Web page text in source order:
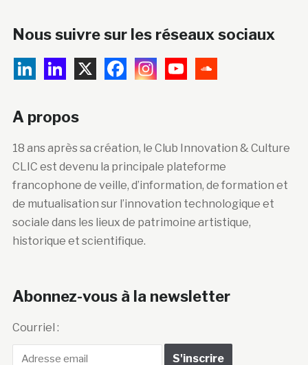
Nous suivre sur les réseaux sociaux
A propos
18 ans après sa création, le Club Innovation & Culture
CLIC est devenu la principale plateforme
francophone de veille, d’information, de formation et
de mutualisation sur l’innovation technologique et
sociale dans les lieux de patrimoine artistique,
historique et scientifique.
Abonnez-vous à la newsletter
Courriel :